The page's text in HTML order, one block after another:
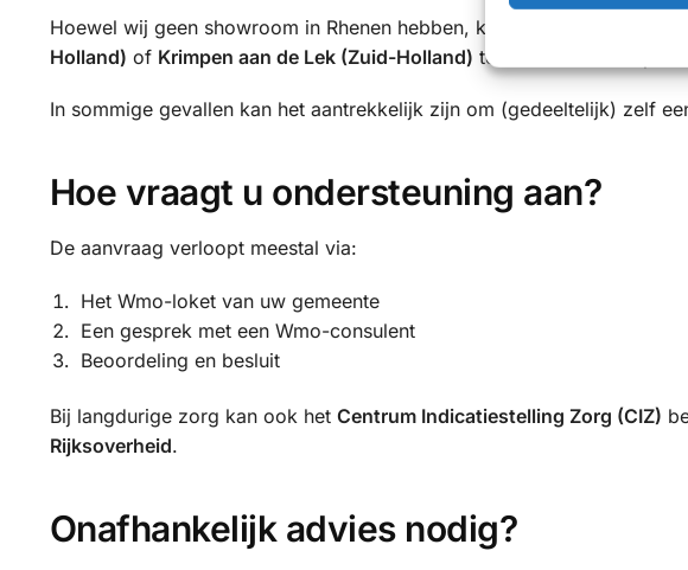
Hoewel wij geen showroom in Rhenen hebben, kiezen veel klanten uit
Holland) of Krimpen aan de Lek (Zuid-Holland) te bezoeken voor
In sommige gevallen kan het aantrekkelijk zijn om (gedeeltelijk) zelf
Hoe vraagt u ondersteuning aan?
De aanvraag verloopt meestal via:
Het Wmo-loket van uw gemeente
Een gesprek met een Wmo-consulent
Beoordeling en besluit
Bij langdurige zorg kan ook het Centrum Indicatiestelling Zorg (CIZ)
Rijksoverheid.
Onafhankelijk advies nodig?